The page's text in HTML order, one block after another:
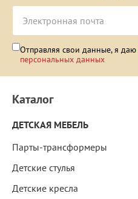
Отправляя свои данные, я даю
персональных данных
Каталог
ДЕТСКАЯ МЕБЕЛЬ
Парты-трансформеры
Детские стулья
Детские кресла